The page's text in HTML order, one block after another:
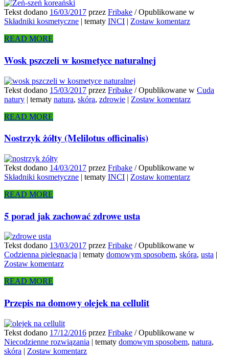
Tekst dodano 16/03/2017 przez Fribake /Opublikowane w
Składniki kosmetyczne | tematy INCI | Zostaw komentarz
READ MORE
Wosk pszczeli w kosmetyce naturalnej
Tekst dodano 15/03/2017 przez Fribake /Opublikowane w Cuda
natury | tematy natura, skóra, zdrowie | Zostaw komentarz
READ MORE
Nostrzyk żółty (Melilotus officinalis)
Tekst dodano 14/03/2017 przez Fribake /Opublikowane w
Składniki kosmetyczne | tematy INCI | Zostaw komentarz
READ MORE
5 porad jak zachować zdrowe usta
Tekst dodano 13/03/2017 przez Fribake /Opublikowane w
Codzienna pielęgnacja | tematy domowym sposobem, skóra, usta |
Zostaw komentarz
READ MORE
Przepis na domowy olejek na cellulit
Tekst dodano 17/12/2016 przez Fribake /Opublikowane w
Niecodzienne rozwiązania | tematy domowym sposobem, natura,
skóra | Zostaw komentarz